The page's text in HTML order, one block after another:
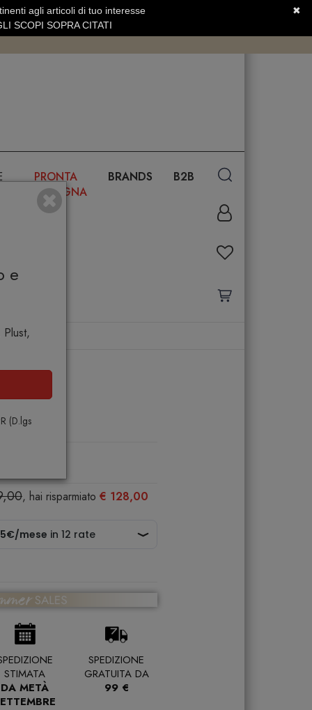
e
(D.lgs
SERVIZIO CLIENTI +39.0773.470.562
PRONTA
CONSEGNA
BRANDS B2B
, hai risparmiato € 128,00
STIMATA
DA METÀ
SPEDIZIONE
GRATUITA DA
99 €
✖
agli articoli di tuo interesse
SCOPI SOPRA CITATI